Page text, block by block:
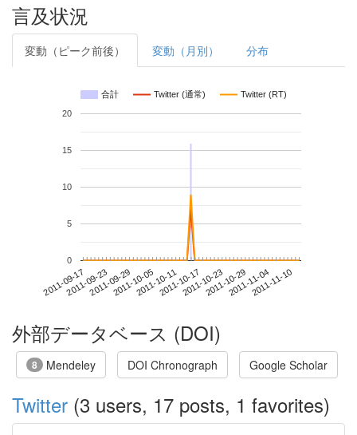
言及状況
変動（ピーク前後） 変動（月別） 分布
合計 Twitter (通常) Twitter (RT)
2011-09-172011-09-232011-09-292011-10-052011-10-112011-10-172011-10-232011-10-292011-11-042011-11-10
0
5
10
15
20
外部データベース (DOI)
8 Mendeley DOI Chronograph Google Scholar
Twitter (3 users, 17 posts, 1 favorites)